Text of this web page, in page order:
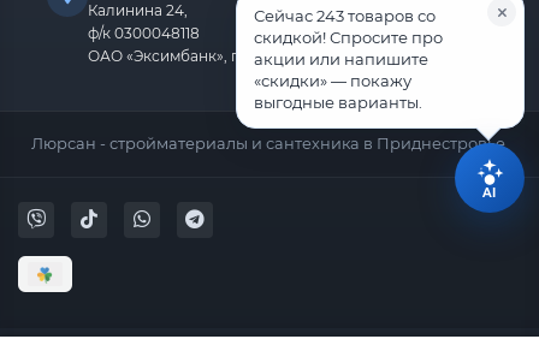
Калинина 24,
ф/к 0300048118
ОАО «Эксимбанк», г.Бендеры, р/с 2212670000000818
Люрсан - стройматериалы и сантехника в Приднестровье.
Сейчас 243 товаров со
скидкой! Спросите про
акции или напишите
«скидки» — покажу
выгодные варианты.
AI